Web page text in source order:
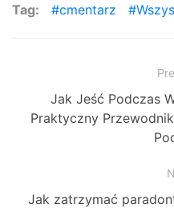
Tag: cmentarz
wpisy
Previous
post:
Jak Jeść Podczas
Praktyczny
Next
Jak zatrzymać